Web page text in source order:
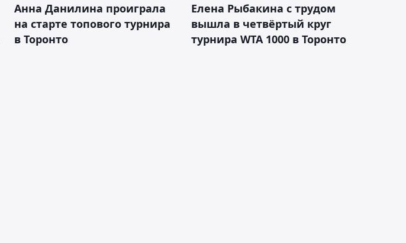
Анна Данилина проиграла
на старте топового турнира
в Торонто
Елена Рыбакина с трудом
вышла в четвёртый круг
турнира WTA 1000 в Торонто